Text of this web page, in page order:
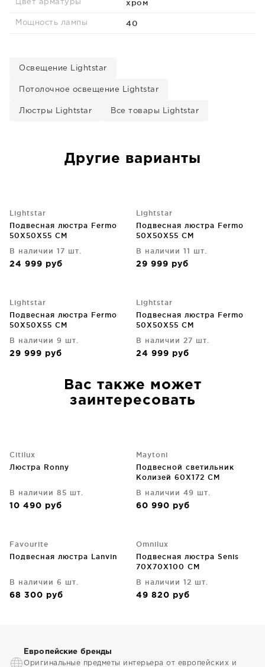
Цвет арматуры хром
Мощность лампы 40
Освещение Lightstar
Потолочное освещение Lightstar
Люстры Lightstar Все товары Lightstar
Другие варианты
Lightstar
Подвесная люстра Fermo
50X50X55 CM
В наличии 17 шт.
24 999 руб
Lightstar
Подвесная люстра Fermo
50X50X55 CM
В наличии 11 шт.
29 999 руб
Lightstar
Подвесная люстра Fermo
50X50X55 CM
В наличии 9 шт.
29 999 руб
Lightstar
Подвесная люстра Fermo
50X50X55 CM
В наличии 27 шт.
24 999 руб
Вас также может
заинтересовать
Citilux
Люстра Ronny
В наличии 85 шт.
10 490 руб
Maytoni
Подвесной светильник
Колизей 60X172 CM
В наличии 49 шт.
60 990 руб
Favourite
Подвесная люстра Lanvin
В наличии 6 шт.
68 300 руб
Omnilux
Подвесная люстра Senis
70X70X100 CM
В наличии 12 шт.
49 820 руб
Европейские бренды
Оригинальные предметы интерьера от европейских и